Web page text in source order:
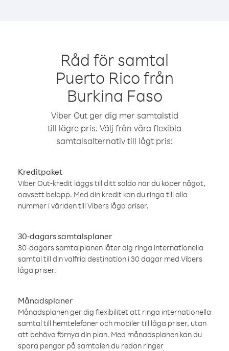
Råd för samtal
Puerto Rico från
Burkina Faso
Viber Out ger dig mer samtalstid
till lägre pris. Välj från våra flexibla
samtalsalternativ till lågt pris:
Kreditpaket
Viber Out-kredit läggs till ditt saldo när du köper något,
oavsett belopp. Med din kredit kan du ringa till alla
nummer i världen till Vibers låga priser.
30-dagars samtalsplaner
30-dagars samtalplanen låter dig ringa internationella
samtal till din valfria destination i 30 dagar med Vibers
låga priser.
Månadsplaner
Månadsplanen ger dig flexibilitet att ringa internationella
samtal till hemtelefoner och mobiler till låga priser, utan
att behöva förnya din plan. Med månadsplanen kan du
spara pengar på samtalen du redan ringer